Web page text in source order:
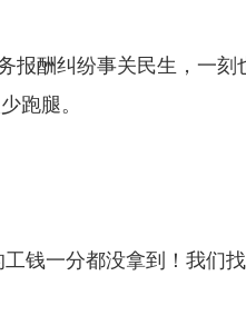
报酬纠纷事关民生，一
跑腿。
钱一分都没拿到！我们